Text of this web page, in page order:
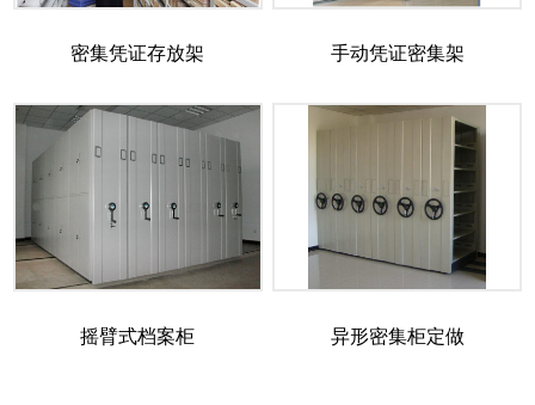
密集凭证存放架 手动凭证密集架
摇臂式档案柜 异形密集柜定做